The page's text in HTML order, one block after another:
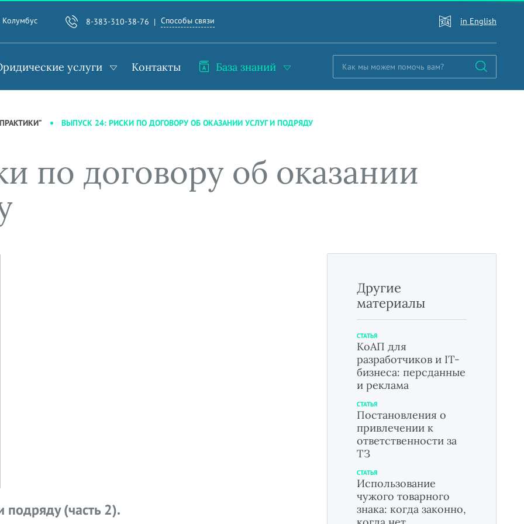
Колумбус 8-383-310-38-76 Способы связи in English
услуги Контакты База знаний
ВЫПУСК 24: РИСКИ ПО ДОГОВОРУ ОБ ОКАЗАНИИ УСЛУГ И ПОДРЯДУ
по договору об оказании
подряду (часть 2).
Другие
материалы
СТАТЬЯ
КоАП для
разработчиков и IT-
бизнеса: персданные
и реклама
СТАТЬЯ
Постановления о
привлечении к
ответственности за
ТЗ
СТАТЬЯ
Использование
чужого товарного
знака: когда законно,